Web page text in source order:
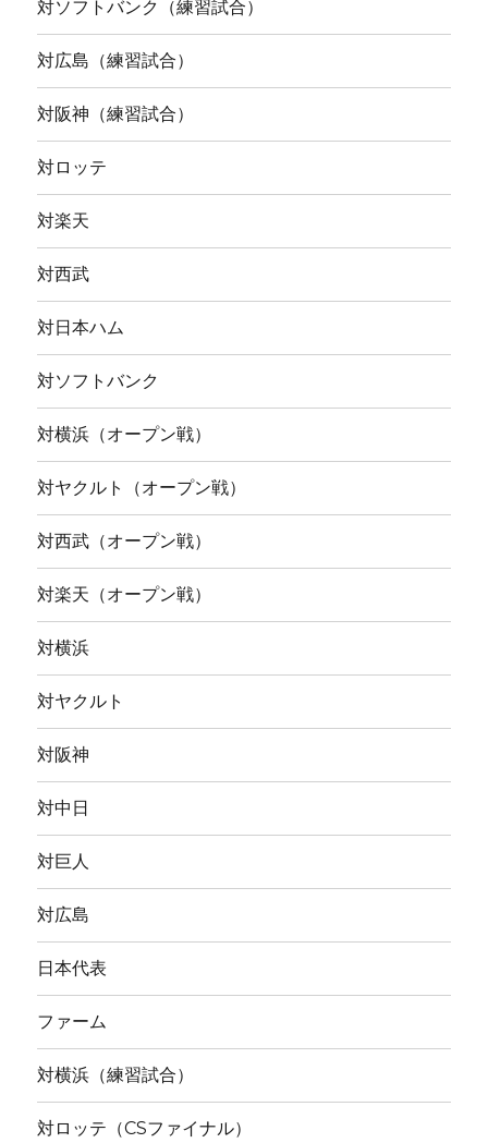
対ソフトバンク（練習試合）
対広島（練習試合）
対阪神（練習試合）
対ロッテ
対楽天
対西武
対日本ハム
対ソフトバンク
対横浜（オープン戦）
対ヤクルト（オープン戦）
対西武（オープン戦）
対楽天（オープン戦）
対横浜
対ヤクルト
対阪神
対中日
対巨人
対広島
日本代表
ファーム
対横浜（練習試合）
対ロッテ（CSファイナル）